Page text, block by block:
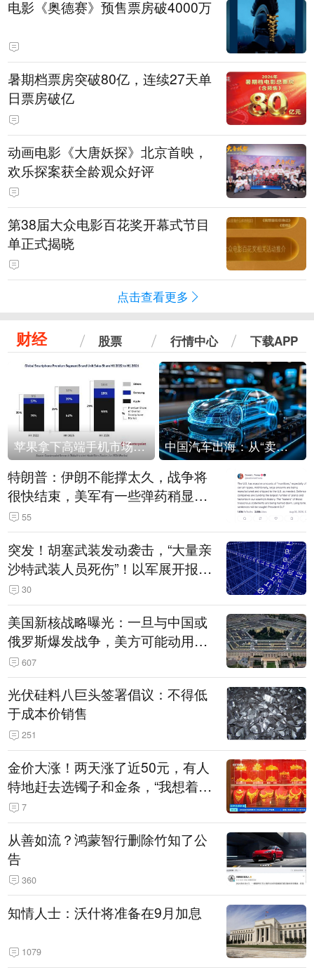
电影《奥德赛》预售票房破4000万
暑期档票房突破80亿，连续27天单
日票房破亿
动画电影《大唐妖探》北京首映，
欢乐探案获全龄观众好评
第38届大众电影百花奖开幕式节目
单正式揭晓
点击查看更多
财经 股票 行情中心 下载APP
苹果拿下高端手机市场65%的份额：iPhone 17系列功不可没 中国汽车出海：从“卖出去”到“走进去”
特朗普：伊朗不能撑太久，战争将
很快结束，美军有一些弹药稍显紧
张！伊朗公布拟议的海峡管理文本
55
突发！胡塞武装发动袭击，“大量亲
沙特武装人员死伤”！以军展开报复
性空袭
30
美国新核战略曝光：一旦与中国或
俄罗斯爆发战争，美方可能动用战
术核武器
607
光伏硅料八巨头签署倡议：不得低
于成本价销售
251
金价大涨！两天涨了近50元，有人
特地赶去选镯子和金条，“我想着买
起来可以保值，小批量进一些货”
7
从善如流？鸿蒙智行删除竹知了公
告
360
知情人士：沃什将准备在9月加息
1079